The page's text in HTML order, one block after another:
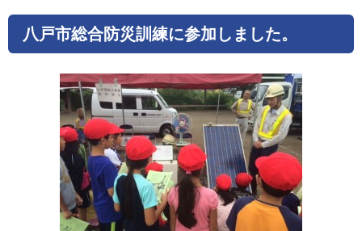
八戸市総合防災訓練に参加しました。